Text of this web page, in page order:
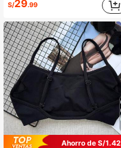
S/29.99
Ahorro de S/1.42